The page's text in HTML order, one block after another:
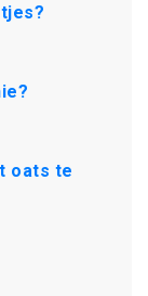
oats te